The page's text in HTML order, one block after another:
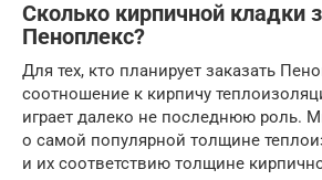
Сколько кирпичной кладки
Пеноплекс?
Для тех, кто планирует заказать
соотношение к кирпичу
играет далеко не последнюю роль.
о самой популярной толщине
и их соответствию толщине